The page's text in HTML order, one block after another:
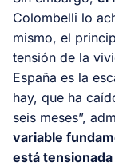
Colombelli lo
mismo, el
tensión de la
España es la
hay, que ha
seis meses”,
variable
está tensionada